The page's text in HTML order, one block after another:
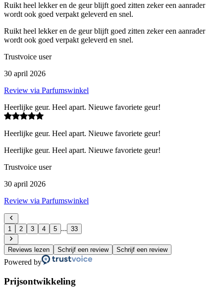
Ruikt heel lekker en de geur blijft goed zitten zeker een aanrader
wordt ook goed verpakt geleverd en snel.
Ruikt heel lekker en de geur blijft goed zitten zeker een aanrader
wordt ook goed verpakt geleverd en snel.
Trustvoice user
30 april 2026
Review via Parfumswinkel
Heerlijke geur. Heel apart. Nieuwe favoriete geur!
Heerlijke geur. Heel apart. Nieuwe favoriete geur!
Heerlijke geur. Heel apart. Nieuwe favoriete geur!
Trustvoice user
30 april 2026
Review via Parfumswinkel
1 2 3 4 5 ... 33
Reviews lezen Schrijf een review Schrijf een review
Powered by
Prijsontwikkeling